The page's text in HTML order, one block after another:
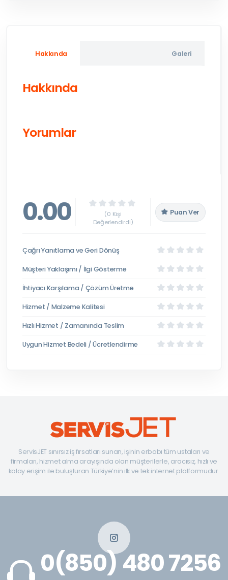
Hakkında Galeri
Hakkında
Yorumlar
0.00
(0 Kişi
Değerlendirdi)
Puan Ver
Çağrı Yanıtlama ve Geri Dönüş
Müşteri Yaklaşımı / İlgi Gösterme
İhtiyacı Karşılama / Çözüm Üretme
Hizmet / Malzeme Kalitesi
Hızlı Hizmet / Zamanında Teslim
Uygun Hizmet Bedeli / Ücretlendirme
ServisJET sınırsız iş fırsatları sunan, işinin erbabı tüm ustaları ve
firmaları, hizmet alma arayışında olan müşterilerle, aracısız, hızlı ve
kolay erişim ile buluşturan Türkiye’nin ilk ve tek internet platformudur.
0(850) 480 7256